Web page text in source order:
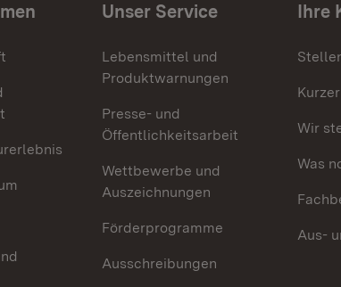
Unser Service
Lebensmittel und
Produktwarnungen
Presse- und
Öffentlichkeitsarbeit
Wettbewerbe und
Auszeichnungen
Förderprogramme
Ausschreibungen
Ihre
Wir
Was
Aus-